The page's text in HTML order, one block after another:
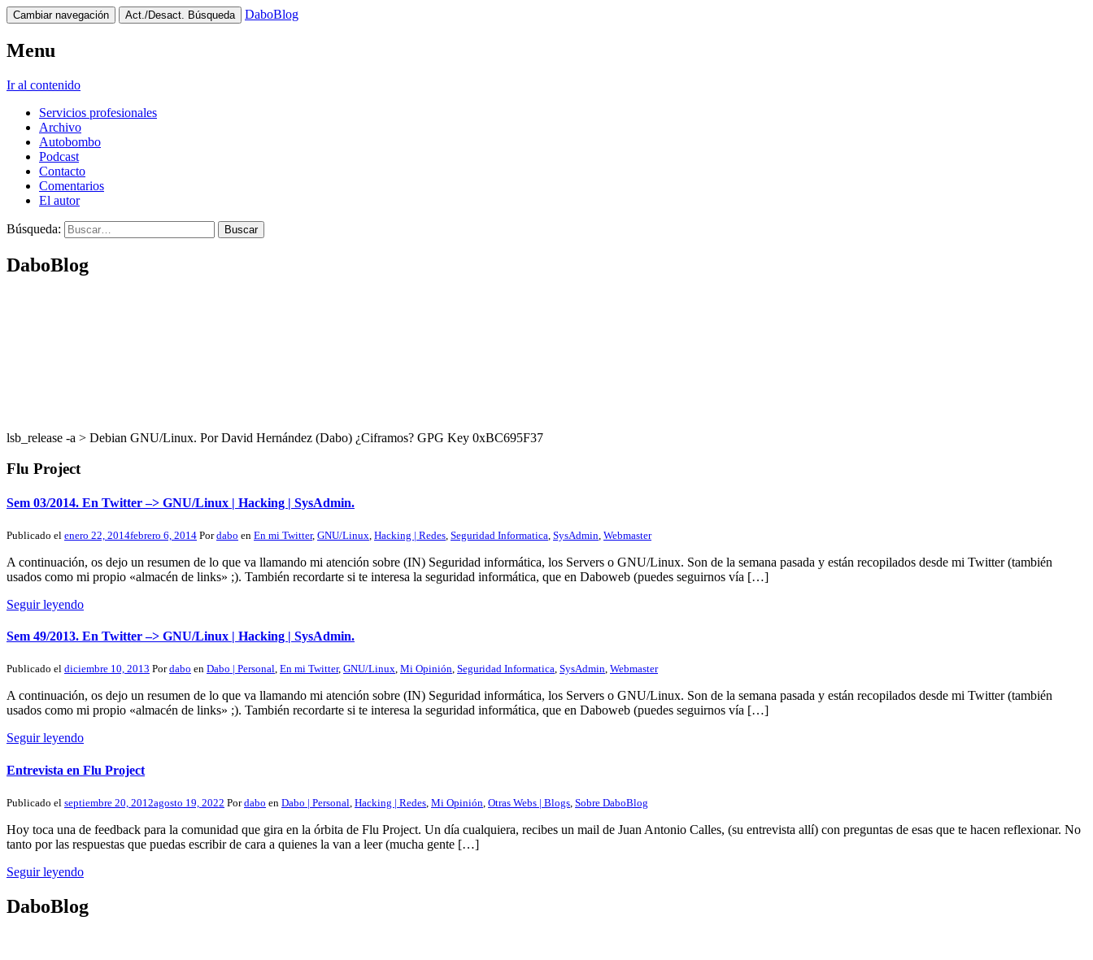
Cambiar navegación Act./Desact. Búsqueda DaboBlog
Menu
Ir al contenido
Servicios profesionales
Archivo
Autobombo
Podcast
Contacto
Comentarios
El autor
Búsqueda:
DaboBlog
lsb_release -a > Debian GNU/Linux. Por David Hernández (Dabo) ¿Ciframos? GPG Key 0xBC695F37
Flu Project
Sem 03/2014. En Twitter –> GNU/Linux | Hacking | SysAdmin.
Publicado el enero 22, 2014febrero 6, 2014 Pordabo en En mi Twitter, GNU/Linux Hacking | Redes Seguridad Informatica SysAdmin Webmaster
A continuación, os dejo un resumen de lo que va llamando mi atención sobre (IN) Seguridad informática, los Servers o GNU/Linux. Son de la semana pasada y están recopilados desde mi Twitter (también
usados como mi propio «almacén de links» ;). También recordarte si te interesa la seguridad informática, que en Daboweb (puedes seguirnos vía […]
Seguir leyendo
Sem 49/2013. En Twitter –> GNU/Linux | Hacking | SysAdmin.
Publicado el diciembre 10, 2013 Pordabo en Dabo | Personal, En mi Twitter, GNU/Linux, Mi Opinión, Seguridad Informatica, SysAdmin, Webmaster
A continuación, os dejo un resumen de lo que va llamando mi atención sobre (IN) Seguridad informática, los Servers o GNU/Linux. Son de la semana pasada y están recopilados desde mi Twitter (también
usados como mi propio «almacén de links» ;). También recordarte si te interesa la seguridad informática, que en Daboweb (puedes seguirnos vía […]
Seguir leyendo
Entrevista en Flu Project
Publicado el septiembre 20, 2012agosto 19, 2022 Pordabo en Dabo | Personal Hacking | Redes Mi Opinión Otras Webs | Blogs Sobre DaboBlog
Hoy toca una de feedback para la comunidad que gira en la órbita de Flu Project. Un día cualquiera, recibes un mail de Juan Antonio Calles, (su entrevista allí) con preguntas de esas que te hacen reflexionar. No
tanto por las respuestas que puedas escribir de cara a quienes la van a leer (mucha gente […]
Seguir leyendo
DaboBlog